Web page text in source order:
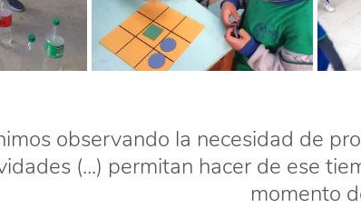
observando la necesidad de
(...) permitan hacer de ese
momento